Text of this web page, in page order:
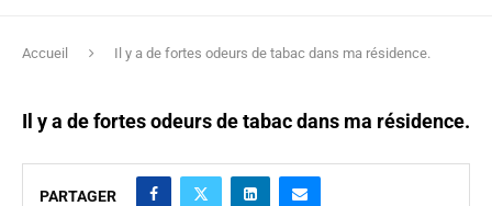
Accueil Il y a de fortes odeurs de tabac dans ma résidence.
Il y a de fortes odeurs de tabac dans ma résidence.
PARTAGER